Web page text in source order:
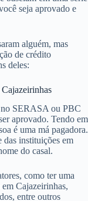
seja aprovado e
alguém, mas
de crédito
deles:
no SERASA ou PBC
aprovado. Tendo em
é uma má pagadora.
das instituições em
do casal.
como ter uma
Cajazeirinhas,
entre outros